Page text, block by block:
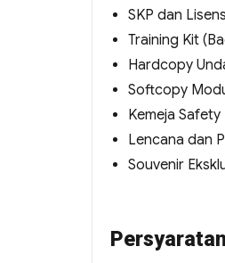
SKP dan
Training Kit
Hardcopy
Softcopy
Kemeja Safety
Lencana dan
Souvenir